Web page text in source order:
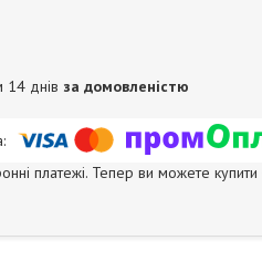
14 днів за домовленістю
платежі. Тепер ви можете